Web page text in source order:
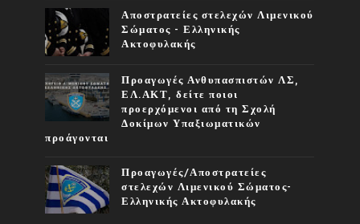
Αποστρατείες στελεχών Λιμενικού
Σώματος - Ελληνικής
Ακτοφυλακής
Προαγωγές Ανθυπασπιστών ΛΣ,
ΕΛ.ΑΚΤ, δείτε ποιοι
προερχόμενοι από τη Σχολή
Δοκίμων Υπαξιωματικών
προάγονται
Προαγωγές/Αποστρατείες
στελεχών Λιμενικού Σώματος-
Ελληνικής Ακτοφυλακής